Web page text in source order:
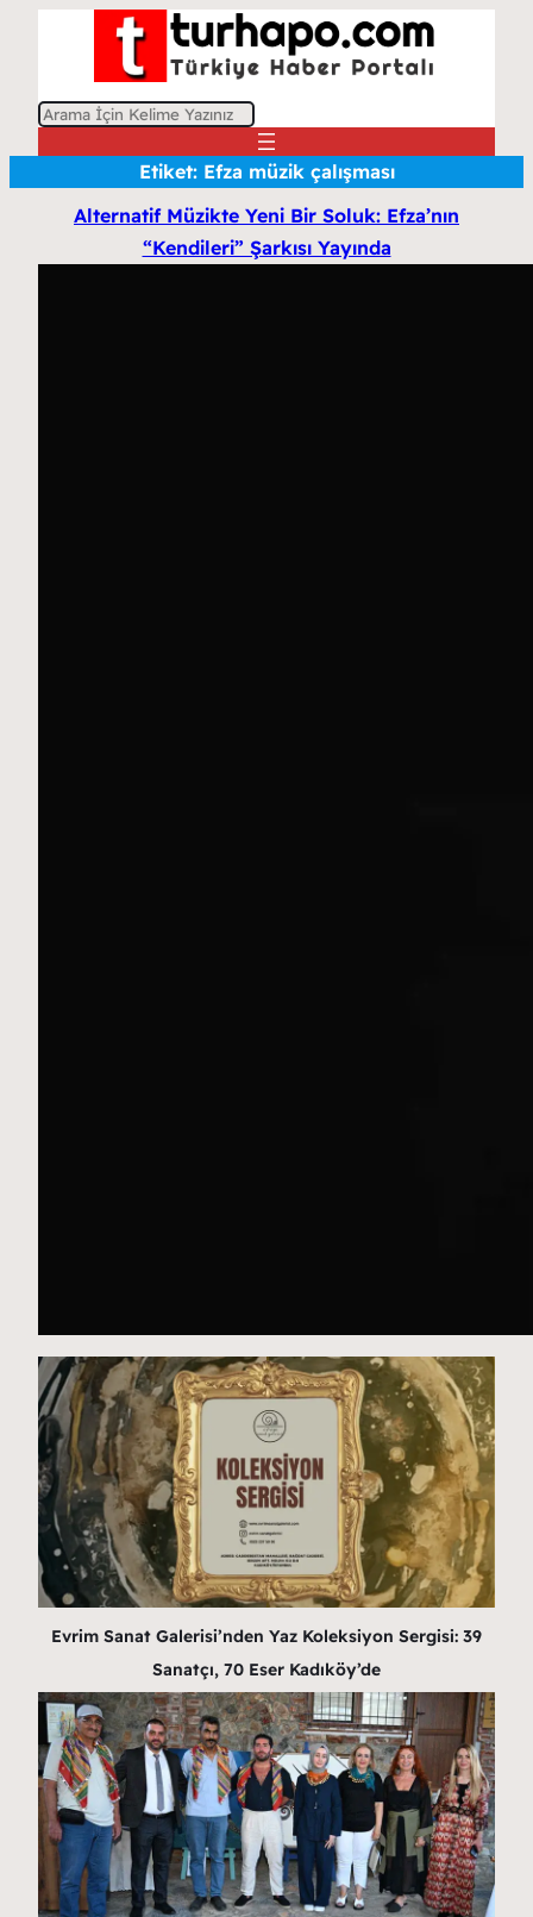
A
Etiket: Efza müzik çalışması
Alternatif Müzikte Yeni Bir Soluk: Efza’nın
“Kendileri” Şarkısı Yayında
Evrim Sanat Galerisi’nden Yaz Koleksiyon Sergisi: 39
Sanatçı, 70 Eser Kadıköy’de